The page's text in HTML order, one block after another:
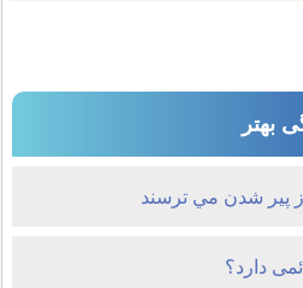
بهتر
دارد؟